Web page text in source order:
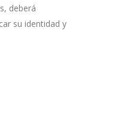
deberá
su identidad y